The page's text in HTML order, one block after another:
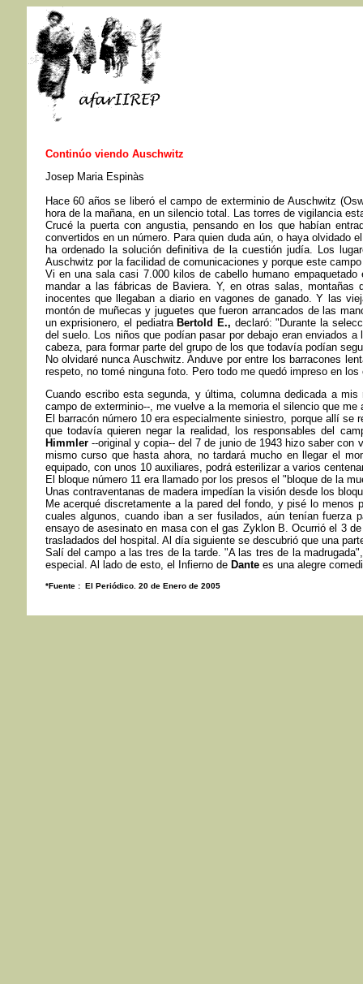
Continúo viendo Auschwitz
Josep Maria Espinàs
Hace 60 años se liberó el campo de exterminio de Auschwitz
hora de la mañana, en un silencio total. Las torres de vigilancia
Crucé la puerta con angustia, pensando en los que habían
convertidos en un número. Para quien duda aún, o haya olvidado
ha ordenado la solución definitiva de la cuestión judía. Los
Auschwitz por la facilidad de comunicaciones y porque este
Vi en una sala casi 7.000 kilos de cabello humano
mandar a las fábricas de Baviera. Y, en otras salas,
inocentes que llegaban a diario en vagones de ganado. Y las
montón de muñecas y juguetes que fueron arrancados de las
un exprisionero, el pediatra Bertold E., declaró: "Durante la
del suelo. Los niños que podían pasar por debajo eran enviados
cabeza, para formar parte del grupo de los que todavía podían
No olvidaré nunca Auschwitz. Anduve por entre los barracones
respeto, no tomé ninguna foto. Pero todo me quedó impreso en
Cuando escribo esta segunda, y última, columna dedicada a
campo de exterminio--, me vuelve a la memoria el silencio que
El barracón número 10 era especialmente siniestro, porque allí
que todavía quieren negar la realidad, los responsables del
Himmler --original y copia-- del 7 de junio de 1943 hizo saber
mismo curso que hasta ahora, no tardará mucho en llegar el
equipado, con unos 10 auxiliares, podrá esterilizar a varios
El bloque número 11 era llamado por los presos el "bloque de la
Unas contraventanas de madera impedían la visión desde los
Me acerqué discretamente a la pared del fondo, y pisé lo
cuales algunos, cuando iban a ser fusilados, aún tenían fuerza
ensayo de asesinato en masa con el gas Zyklon B. Ocurrió el 3
trasladados del hospital. Al día siguiente se descubrió que una
Salí del campo a las tres de la tarde. "A las tres de la
especial. Al lado de esto, el Infierno de Dante es una alegre
*Fuente : El Periódico. 20 de Enero de 2005